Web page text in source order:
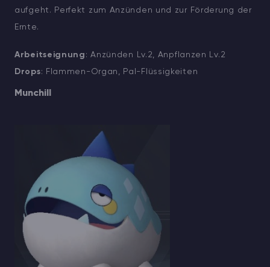
aufgeht. Perfekt zum Anzünden und zur Förderung der
Ernte.
Arbeitseignung : Anzünden Lv.2, Anpflanzen Lv.2
Drops: Flammen-Organ, Pal-Flüssigkeiten
Munchill